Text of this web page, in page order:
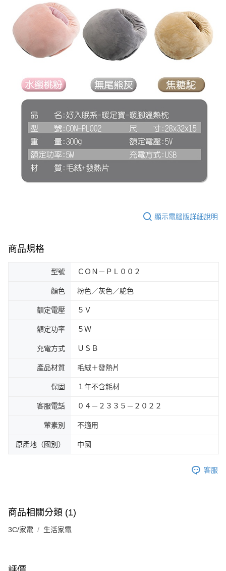
顯示電腦版詳細說明
商品規格
型號 ＣＯＮ－ＰＬ００２
顏色 粉色／灰色／駝色
額定電壓 ５Ｖ
額定功率 ５Ｗ
充電方式 ＵＳＢ
產品材質 毛絨＋發熱片
保固 １年不含耗材
客服電話 ０４－２３３５－２０２２
葷素別 不適用
原產地（國別） 中國
客服
商品相關分類 (1)
3C/家電 生活家電